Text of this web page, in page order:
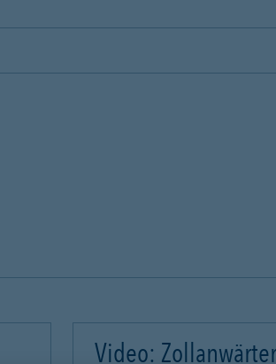
Video: